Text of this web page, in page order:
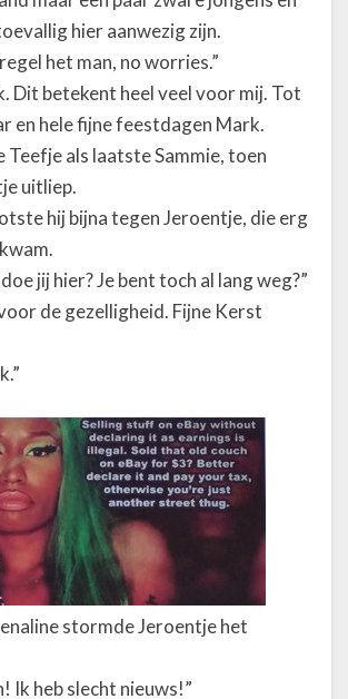
hier aanwezig zijn.
het man, no worries.”
Dit betekent heel veel voor mij. Tot
en hele fijne feestdagen Mark.
Teefje als laatste Sammie, toen
uitliep.
hij bijna tegen Jeroentje, die erg
jij hier? Je bent toch al lang weg?”
de gezelligheid. Fijne Kerst
stormde Jeroentje het
Ik heb slecht nieuws!”